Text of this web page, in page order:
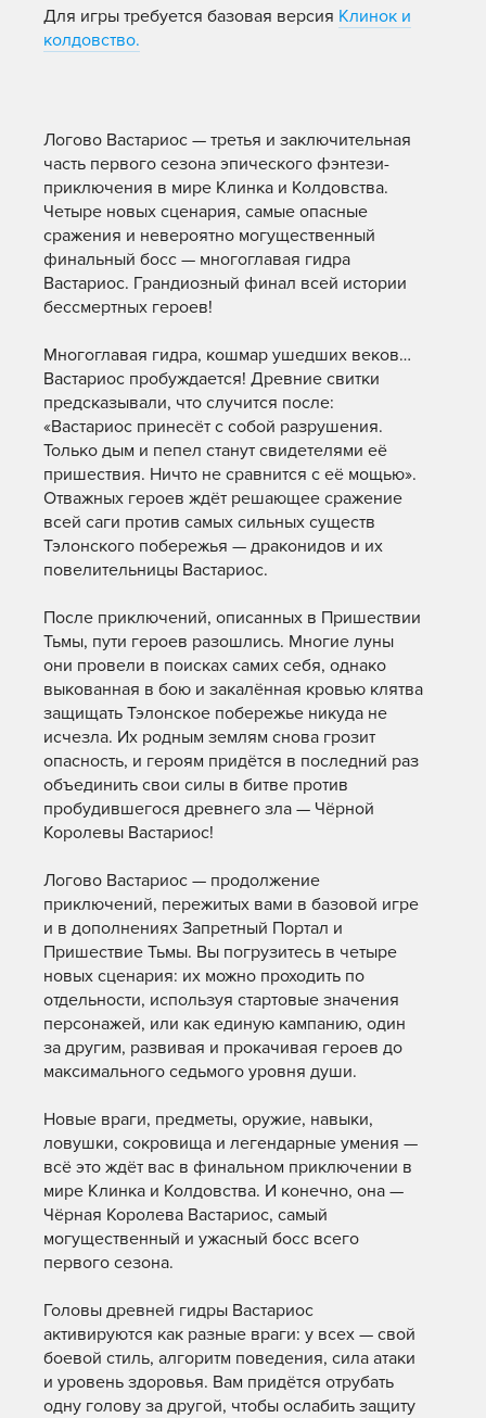
Для игры требуется базовая версия Клинок и
колдовство.
Логово Вастариос — третья и заключительная
часть первого сезона эпического фэнтези-
приключения в мире Клинка и Колдовства.
Четыре новых сценария, самые опасные
сражения и невероятно могущественный
финальный босс — многоглавая гидра
Вастариос. Грандиозный финал всей истории
бессмертных героев!
Многоглавая гидра, кошмар ушедших веков…
Вастариос пробуждается! Древние свитки
предсказывали, что случится после:
«Вастариос принесёт с собой разрушения.
Только дым и пепел станут свидетелями её
пришествия. Ничто не сравнится с её мощью».
Отважных героев ждёт решающее сражение
всей саги против самых сильных существ
Тэлонского побережья — драконидов и их
повелительницы Вастариос.
После приключений, описанных в Пришествии
Тьмы, пути героев разошлись. Многие луны
они провели в поисках самих себя, однако
выкованная в бою и закалённая кровью клятва
защищать Тэлонское побережье никуда не
исчезла. Их родным землям снова грозит
опасность, и героям придётся в последний раз
объединить свои силы в битве против
пробудившегося древнего зла — Чёрной
Королевы Вастариос!
Логово Вастариос — продолжение
приключений, пережитых вами в базовой игре
и в дополнениях Запретный Портал и
Пришествие Тьмы. Вы погрузитесь в четыре
новых сценария: их можно проходить по
отдельности, используя стартовые значения
персонажей, или как единую кампанию, один
за другим, развивая и прокачивая героев до
максимального седьмого уровня души.
Новые враги, предметы, оружие, навыки,
ловушки, сокровища и легендарные умения —
всё это ждёт вас в финальном приключении в
мире Клинка и Колдовства. И конечно, она —
Чёрная Королева Вастариос, самый
могущественный и ужасный босс всего
первого сезона.
Головы древней гидры Вастариос
активируются как разные враги: у всех — свой
боевой стиль, алгоритм поведения, сила атаки
и уровень здоровья. Вам придётся отрубать
одну голову за другой, чтобы ослабить защиту